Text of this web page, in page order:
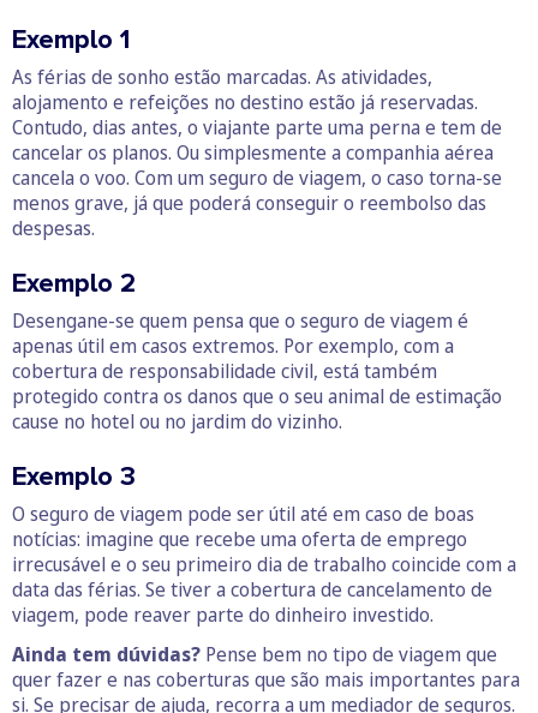
Exemplo 1
As férias de sonho estão marcadas. As atividades,
alojamento e refeições no destino estão já reservadas.
Contudo, dias antes, o viajante parte uma perna e tem de
cancelar os planos. Ou simplesmente a companhia aérea
cancela o voo. Com um seguro de viagem, o caso torna-se
menos grave, já que poderá conseguir o reembolso das
despesas.
Exemplo 2
Desengane-se quem pensa que o seguro de viagem é
apenas útil em casos extremos. Por exemplo, com a
cobertura de responsabilidade civil, está também
protegido contra os danos que o seu animal de estimação
cause no hotel ou no jardim do vizinho.
Exemplo 3
O seguro de viagem pode ser útil até em caso de boas
notícias: imagine que recebe uma oferta de emprego
irrecusável e o seu primeiro dia de trabalho coincide com a
data das férias. Se tiver a cobertura de cancelamento de
viagem, pode reaver parte do dinheiro investido.
Ainda tem dúvidas? Pense bem no tipo de viagem que
quer fazer e nas coberturas que são mais importantes para
si. Se precisar de ajuda, recorra a um mediador de seguros.